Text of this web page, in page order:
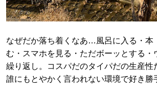
なぜだか落ち着くなあ…風呂に入る・本
む・スマホを見る・ただボーッとする・
繰り返し。コスパだのタイパだの生産性
誰にもとやかく言われない環境で好き勝